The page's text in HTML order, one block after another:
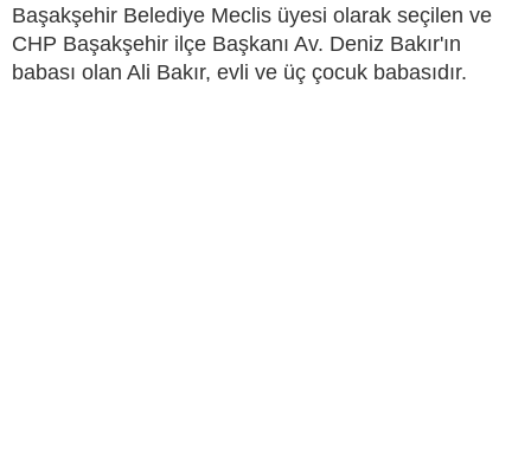
Başakşehir Belediye Meclis üyesi olarak seçilen ve
CHP Başakşehir ilçe Başkanı Av. Deniz Bakır'ın
babası olan Ali Bakır, evli ve üç çocuk babasıdır.